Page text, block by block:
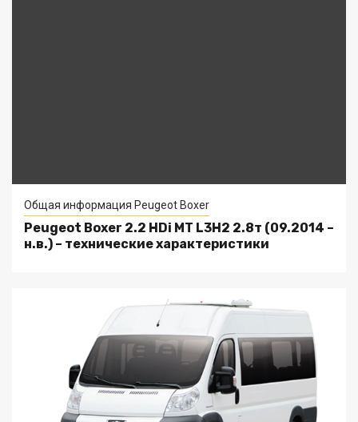
Общая информация Peugeot Boxer
Peugeot Boxer 2.2 HDi MT L3H2 2.8т (09.2014 –
н.в.) – технические характеристики